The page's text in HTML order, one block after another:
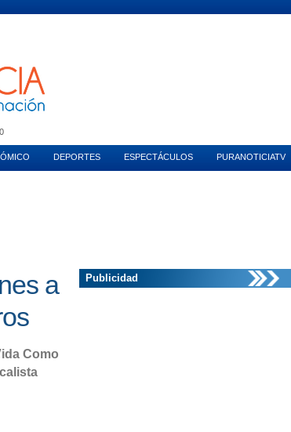
DEPORTES ESPECTÁCULOS PURANOTICIATV
a
Como
Publicidad